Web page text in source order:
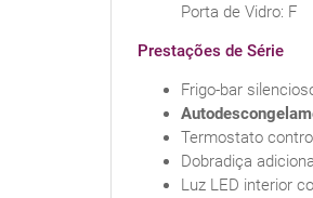
Porta de Vidro: F
Prestações de Série
Frigo-bar
Termostato
Dobradiça
Luz LED interior